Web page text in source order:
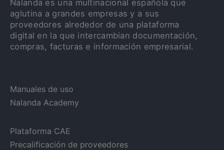
Nalanda es una multinacional española que
aglutina a grandes empresas y a sus
proveedores alrededor de una plataforma
digital en la que intercambian documentación,
compras, facturas e información empresarial.
Manuales de uso
Nalanda Academy
Plataforma CAE
Precalificación de proveedores